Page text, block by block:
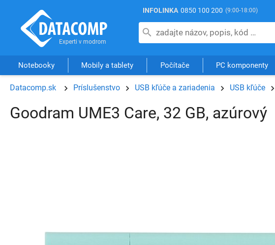
INFOLINKA 0850 100 200 (9:00-18:00)
Notebooky Mobily a tablety Počítače PC komponenty
Datacomp.sk Príslušenstvo USB kľúče a zariadenia USB kľúče
Goodram UME3 Care, 32 GB, azúrový